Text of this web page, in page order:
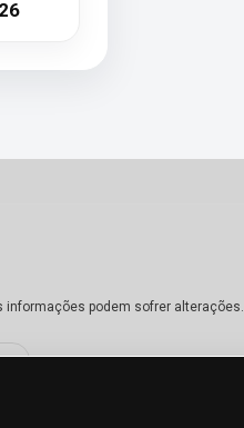
informações podem sofrer alterações.